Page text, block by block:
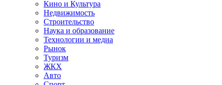
Кино и Культура
Недвижимость
Строительство
Наука и образование
Технологии и медиа
Рынок
Туризм
ЖКХ
Авто